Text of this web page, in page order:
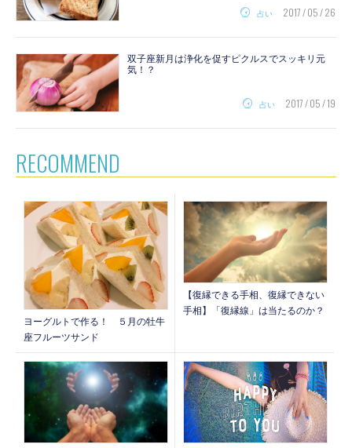
占い 2017 / 05 / 26
双子座新月は浄化を促すピクルスでスッキリ元
気！？
占い 2017 / 05 / 19
RECOMMEND
ヨーグルトで作る！ ５月の牡牛
座フルーツサンド
【復縁できる手相、復縁できない
手相】「復縁線」は当たるのか？